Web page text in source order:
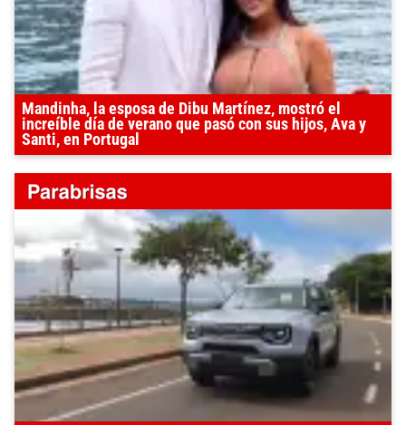
Mandinha, la esposa de Dibu Martínez, mostró el
increíble día de verano que pasó con sus hijos, Ava y
Santi, en Portugal